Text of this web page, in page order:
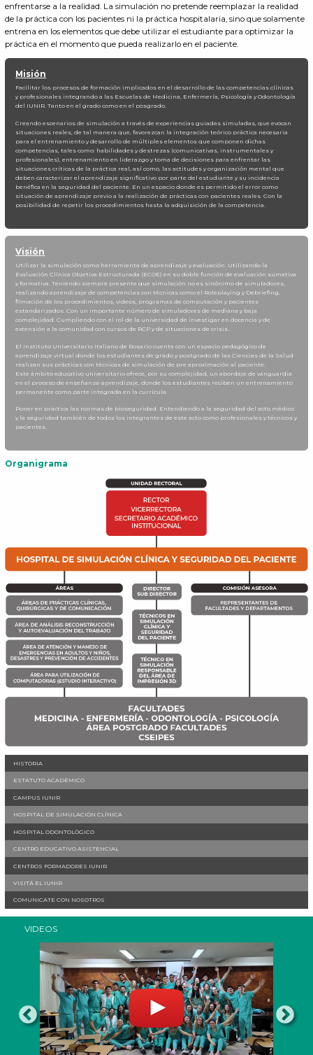
HISTORIA
ESTATUTO ACADÉMICO
CAMPUS IUNIR
HOSPITAL DE SIMULACIÓN CLÍNICA
HOSPITAL ODONTOLÓGICO
CENTRO EDUCATIVO ASISTENCIAL
CENTROS FORMADORES IUNIR
VISITÁ EL IUNIR
COMUNICATE CON NOSOTROS
enfrentarse a la realidad. La simulación no pretende reemplazar la realidad
de la práctica con los pacientes ni la práctica hospitalaria, sino que solamente
entrena en los elementos que debe utilizar el estudiante para optimizar la
práctica en el momento que pueda realizarlo en el paciente.
Misión
Facilitar los procesos de formación implicados en el desarrollo de las competencias clínicas
y profesionales integrando a las Escuelas de Medicina, Enfermería, Psicología y Odontología
del IUNIR. Tanto en el grado como en el posgrado.
Creando escenarios de simulación a través de experiencias guiadas simuladas, que evocan
situaciones reales, de tal manera que, favorezcan la integración teórico práctica necesaria
para el entrenamiento y desarrollo de múltiples elementos que componen dichas
competencias, tales como: habilidades y destrezas (comunicativas, instrumentales y
profesionales), entrenamiento en liderazgo y toma de decisiones para enfrentar las
situaciones críticas de la práctica real, así como, las actitudes y organización mental que
deben caracterizar el aprendizaje significativo por parte del estudiante y su incidencia
benéfica en la seguridad del paciente. En un espacio donde es permitido el error como
situación de aprendizaje previo a la realización de prácticas con pacientes reales. Con la
posibilidad de repetir los procedimientos hasta la adquisición de la competencia.
Visión
Utilizar la simulación como herramienta de aprendizaje y evaluación. Utilizando la
Evaluación Clínica Objetiva Estructurada (ECOE) en su doble función de evaluación sumativa
y formativa. Teniendo siempre presente que simulación no es sinónimo de simuladores,
realizando aprendizaje de competencias con técnicas como el Roleplaying y Debriefing,
filmación de los procedimientos, videos, programas de computación y pacientes
estandarizados. Con un importante número de simuladores de mediana y baja
complejidad. Cumpliendo con el rol de la universidad de investigar en docencia y de
extensión a la comunidad con cursos de RCP y de situaciones de crisis.
El Instituto Universitario Italiano de Rosario cuenta con un espacio pedagógico de
aprendizaje virtual donde los estudiantes de grado y postgrado de las Ciencias de la Salud
realizan sus prácticas con técnicas de simulación de pre aproximación al paciente.
Este ámbito educativo universitario ofrece, por su complejidad, un abordaje de vanguardia
en el proceso de enseñanza-aprendizaje, donde los estudiantes reciben un entrenamiento
permanente como parte integrada en la currícula.
Poner en práctica las normas de bioseguridad. Entendiendo a la seguridad del acto médico
y la seguridad también de todos los integrantes de este acto como profesionales y técnicos y
pacientes.
Organigrama
VIDEOS